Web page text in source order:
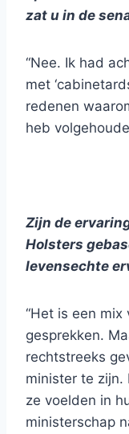
zat u in de
“Nee. Ik had
met
redenen
heb
Zijn de
Holsters
levensechte
“Het is een
gesprekken.
rechtstreeks
minister te zijn.
ze voelden in
ministerschap